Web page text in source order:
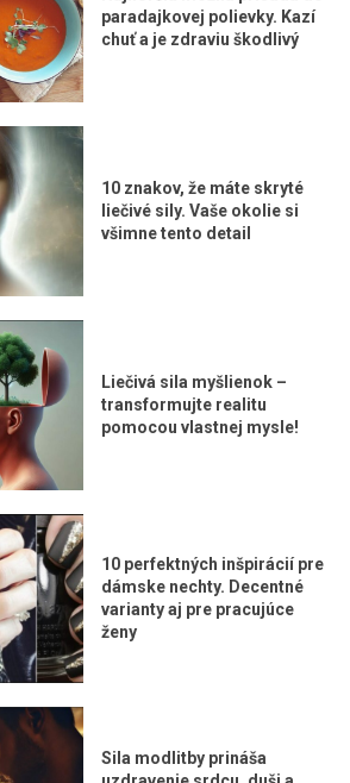
paradajkovej polievky. Kazí
chuť a je zdraviu škodlivý
10 znakov, že máte skryté
liečivé sily. Vaše okolie si
všimne tento detail
Liečivá sila myšlienok –
transformujte realitu
pomocou vlastnej mysle!
10 perfektných inšpirácií pre
dámske nechty. Decentné
varianty aj pre pracujúce
ženy
Sila modlitby prináša